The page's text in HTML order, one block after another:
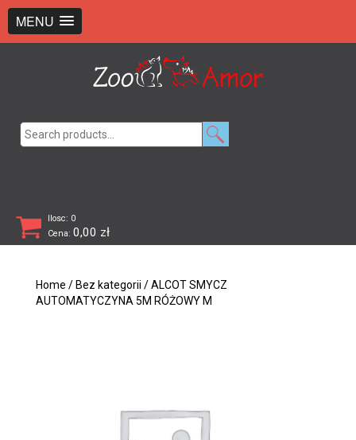
MENU
Ilosc: 0
Cena: 0,00 zł
Home / Bez kategorii / ALCOT SMYCZ
AUTOMATYCZYNA 5M RÓŻOWY M